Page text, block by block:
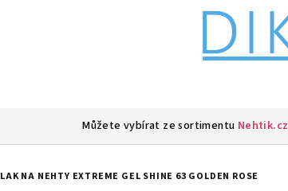
Můžete vybírat ze sortimentu Nehtik.cz
LAK NA NEHTY EXTREME GEL SHINE 63 GOLDEN ROSE